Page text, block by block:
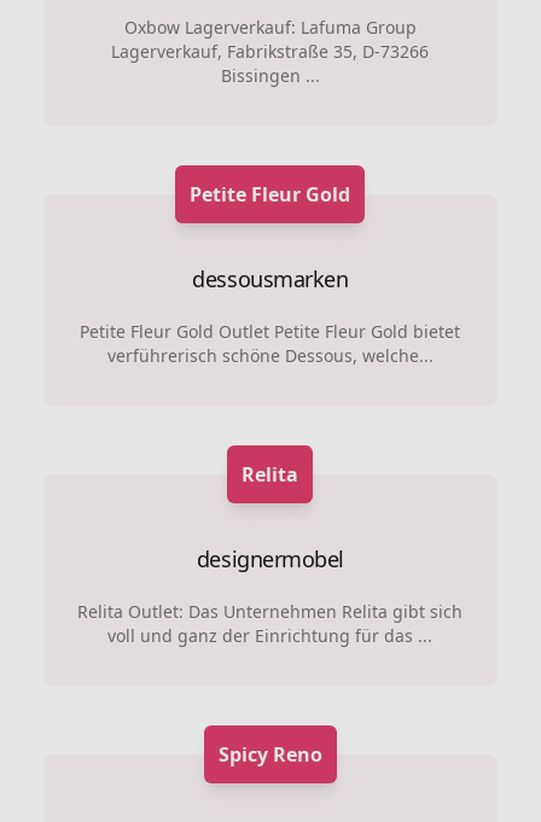
Oxbow Lagerverkauf: Lafuma Group
Lagerverkauf, Fabrikstraße 35, D-73266
Bissingen ...
Petite Fleur Gold
dessousmarken
Petite Fleur Gold Outlet Petite Fleur Gold bietet
verführerisch schöne Dessous, welche...
Relita
designermobel
Relita Outlet: Das Unternehmen Relita gibt sich
voll und ganz der Einrichtung für das ...
Spicy Reno